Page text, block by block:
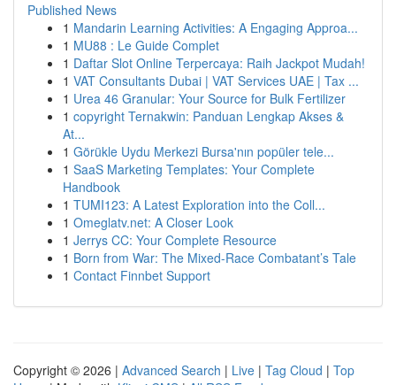
Published News
1 Mandarin Learning Activities: A Engaging Approa...
1 MU88 : Le Guide Complet
1 Daftar Slot Online Terpercaya: Raih Jackpot Mudah!
1 VAT Consultants Dubai | VAT Services UAE | Tax ...
1 Urea 46 Granular: Your Source for Bulk Fertilizer
1 copyright Ternakwin: Panduan Lengkap Akses &
At...
1 Görükle Uydu Merkezi Bursa'nın popüler tele...
1 SaaS Marketing Templates: Your Complete
Handbook
1 TUMI123: A Latest Exploration into the Coll...
1 Omeglatv.net: A Closer Look
1 Jerrys CC: Your Complete Resource
1 Born from War: The Mixed-Race Combatant’s Tale
1 Contact Finnbet Support
Copyright © 2026 | Advanced Search | Live | Tag Cloud | Top